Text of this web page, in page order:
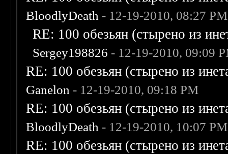
BloodlyDeath - 12-19-2010, 08:27 PM
RE: 100 обезьян (стырено из
Sergey198826 - 12-19-2010, 09:09
RE: 100 обезьян (стырено из
Ganelon - 12-19-2010, 09:18 PM
RE: 100 обезьян (стырено из
BloodlyDeath - 12-19-2010, 10:07 PM
RE: 100 обезьян (стырено из